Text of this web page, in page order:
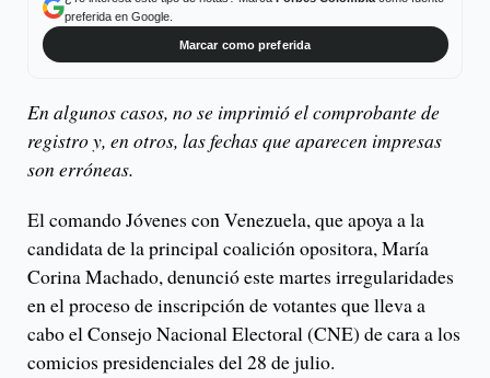
preferida en Google.
Marcar como preferida
En algunos casos, no se imprimió el comprobante de
registro y, en otros, las fechas que aparecen impresas
son erróneas.
El comando Jóvenes con Venezuela, que apoya a la
candidata de la principal coalición opositora, María
Corina Machado, denunció este martes irregularidades
en el proceso de inscripción de votantes que lleva a
cabo el Consejo Nacional Electoral (CNE) de cara a los
comicios presidenciales del 28 de julio.